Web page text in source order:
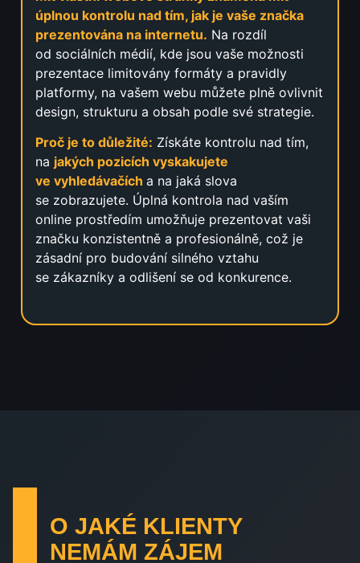
úplnou kontrolu nad tím, jak je vaše značka
prezentována na internetu. Na rozdíl
od sociálních médií, kde jsou vaše možnosti
prezentace limitovány formáty a pravidly
platformy, na vašem webu můžete plně ovlivnit
design, strukturu a obsah podle své strategie.
Proč je to důležité: Získáte kontrolu nad tím,
na jakých pozicích vyskakujete
ve vyhledávačích a na jaká slova
se zobrazujete. Úplná kontrola nad vaším
online prostředím umožňuje prezentovat vaši
značku konzistentně a profesionálně, což je
zásadní pro budování silného vztahu
se zákazníky a odlišení se od konkurence.
O JAKÉ KLIENTY
NEMÁM ZÁJEM